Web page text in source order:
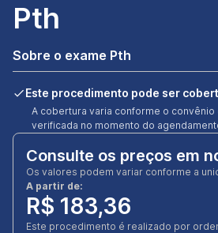
Pth
Sobre o exame Pth
Este procedimento pode ser
A cobertura varia conforme o
verificada no momento do
Consulte os preços em
Os valores podem variar conforme a
A partir de:
R$ 183,36
Este procedimento é realizado por